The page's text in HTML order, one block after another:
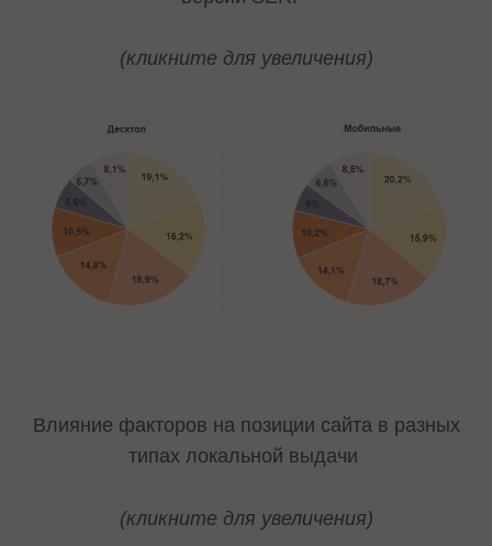
(кликните для увеличения)
Влияние факторов на позиции сайта в разных
типах локальной выдачи
(кликните для увеличения)